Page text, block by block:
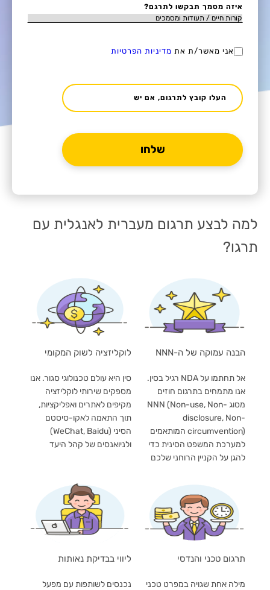
איזה מסמך תבקשו לתרגם?
אני מאשר/ת את מדיניות הפרטיות
העלו קובץ לתרגום, אם יש
למה לבצע תרגום מעברית לאנגלית עם
תרגו?
הבנה עמוקה של ה-NNN
אל תחתמו על NDA רגיל בסין.
אנו מתמחים בתרגום חוזים
מסוג NNN (Non-use, Non-
disclosure, Non-
circumvention) המותאמים
למערכת המשפט הסינית כדי
להגן על הקניין הרוחני שלכם
לוקליזציה לשוק המקומי
סין היא עולם טכנולוגי סגור. אנו
מספקים שירותי לוקליזציה
מקיפים לאתרים ואפליקציות,
תוך התאמה לאקו-סיסטם
הסיני (WeChat, Baidu)
ולניואנסים של קהל היעד
תרגום טכני והנדסי
מילה אחת שגויה במפרט טכני
ליווי בבדיקת נאותות
נכנסים לשותפות עם מפעל